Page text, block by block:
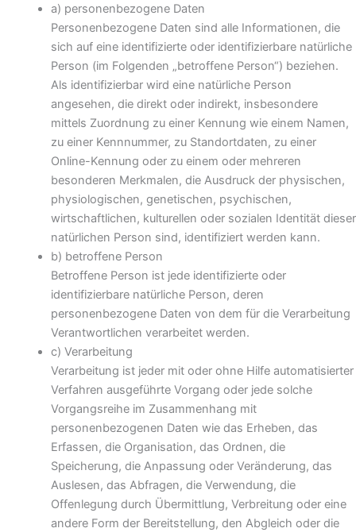
a) personenbezogene Daten
Personenbezogene Daten sind alle Informationen, die
sich auf eine identifizierte oder identifizierbare natürliche
Person (im Folgenden „betroffene Person“) beziehen.
Als identifizierbar wird eine natürliche Person
angesehen, die direkt oder indirekt, insbesondere
mittels Zuordnung zu einer Kennung wie einem Namen,
zu einer Kennnummer, zu Standortdaten, zu einer
Online-Kennung oder zu einem oder mehreren
besonderen Merkmalen, die Ausdruck der physischen,
physiologischen, genetischen, psychischen,
wirtschaftlichen, kulturellen oder sozialen Identität dieser
natürlichen Person sind, identifiziert werden kann.
b) betroffene Person
Betroffene Person ist jede identifizierte oder
identifizierbare natürliche Person, deren
personenbezogene Daten von dem für die Verarbeitung
Verantwortlichen verarbeitet werden.
c) Verarbeitung
Verarbeitung ist jeder mit oder ohne Hilfe automatisierter
Verfahren ausgeführte Vorgang oder jede solche
Vorgangsreihe im Zusammenhang mit
personenbezogenen Daten wie das Erheben, das
Erfassen, die Organisation, das Ordnen, die
Speicherung, die Anpassung oder Veränderung, das
Auslesen, das Abfragen, die Verwendung, die
Offenlegung durch Übermittlung, Verbreitung oder eine
andere Form der Bereitstellung, den Abgleich oder die